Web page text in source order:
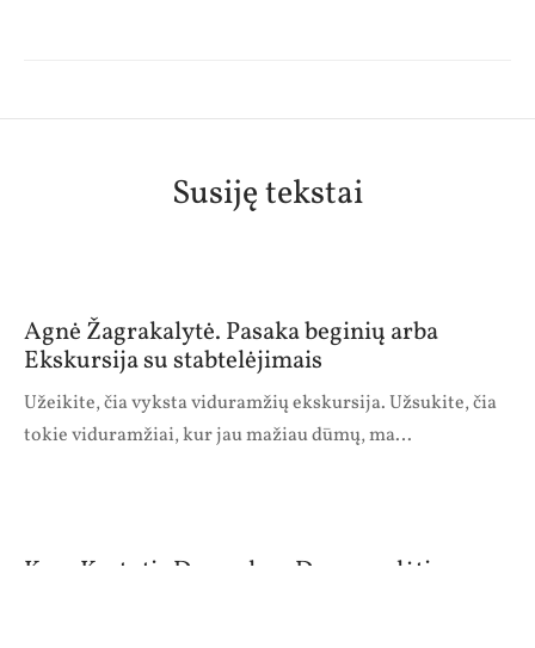
Susiję tekstai
Agnė Žagrakalytė. Pasaka beginių arba
Ekskursija su stabtelėjimais
Užeikite, čia vyksta viduramžių ekskursija. Užsukite, čia
tokie viduramžiai, kur jau mažiau dūmų, ma…
Kun. Kęstutis Dvareckas. Drąsa mylėti save